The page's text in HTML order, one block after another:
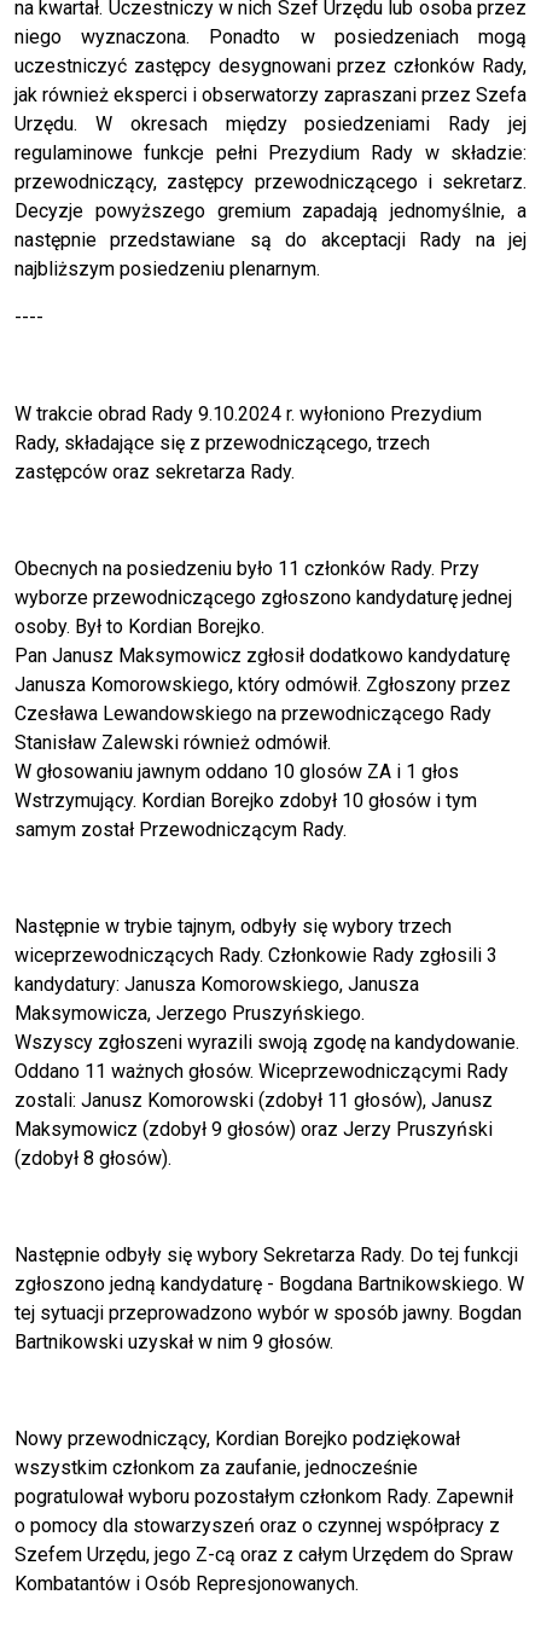
na kwartał. Uczestniczy w nich Szef Urzędu lub osoba przez
niego wyznaczona. Ponadto w posiedzeniach mogą
uczestniczyć zastępcy desygnowani przez członków Rady,
jak również eksperci i obserwatorzy zapraszani przez Szefa
Urzędu. W okresach między posiedzeniami Rady jej
regulaminowe funkcje pełni Prezydium Rady w składzie:
przewodniczący, zastępcy przewodniczącego i sekretarz.
Decyzje powyższego gremium zapadają jednomyślnie, a
następnie przedstawiane są do akceptacji Rady na jej
najbliższym posiedzeniu plenarnym.
----
W trakcie obrad Rady 9.10.2024 r. wyłoniono Prezydium
Rady, składające się z przewodniczącego, trzech
zastępców oraz sekretarza Rady.
Obecnych na posiedzeniu było 11 członków Rady. Przy
wyborze przewodniczącego zgłoszono kandydaturę jednej
osoby. Był to Kordian Borejko.
Pan Janusz Maksymowicz zgłosił dodatkowo kandydaturę
Janusza Komorowskiego, który odmówił. Zgłoszony przez
Czesława Lewandowskiego na przewodniczącego Rady
Stanisław Zalewski również odmówił.
W głosowaniu jawnym oddano 10 glosów ZA i 1 głos
Wstrzymujący. Kordian Borejko zdobył 10 głosów i tym
samym został Przewodniczącym Rady.
Następnie w trybie tajnym, odbyły się wybory trzech
wiceprzewodniczących Rady. Członkowie Rady zgłosili 3
kandydatury: Janusza Komorowskiego, Janusza
Maksymowicza, Jerzego Pruszyńskiego.
Wszyscy zgłoszeni wyrazili swoją zgodę na kandydowanie.
Oddano 11 ważnych głosów. Wiceprzewodniczącymi Rady
zostali: Janusz Komorowski (zdobył 11 głosów), Janusz
Maksymowicz (zdobył 9 głosów) oraz Jerzy Pruszyński
(zdobył 8 głosów).
Następnie odbyły się wybory Sekretarza Rady. Do tej funkcji
zgłoszono jedną kandydaturę - Bogdana Bartnikowskiego. W
tej sytuacji przeprowadzono wybór w sposób jawny. Bogdan
Bartnikowski uzyskał w nim 9 głosów.
Nowy przewodniczący, Kordian Borejko podziękował
wszystkim członkom za zaufanie, jednocześnie
pogratulował wyboru pozostałym członkom Rady. Zapewnił
o pomocy dla stowarzyszeń oraz o czynnej współpracy z
Szefem Urzędu, jego Z-cą oraz z całym Urzędem do Spraw
Kombatantów i Osób Represjonowanych.